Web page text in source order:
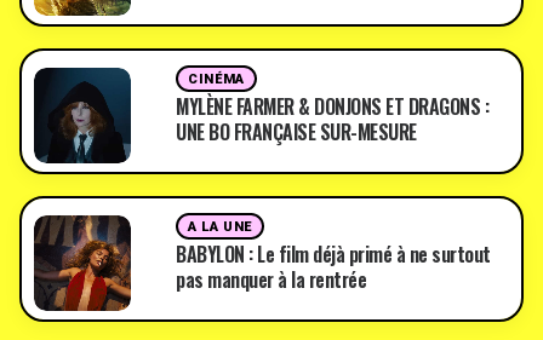
CINÉMA
MYLÈNE FARMER & DONJONS ET DRAGONS :
UNE BO FRANÇAISE SUR-MESURE
A LA UNE
BABYLON : Le film déjà primé à ne surtout
pas manquer à la rentrée